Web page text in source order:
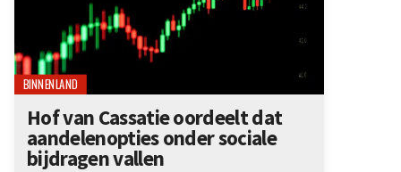
BINNENLAND
Hof van Cassatie oordeelt dat
aandelenopties onder sociale
bijdragen vallen